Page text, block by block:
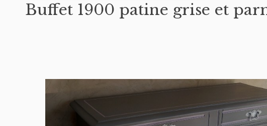
Buffet 1900 patine grise et